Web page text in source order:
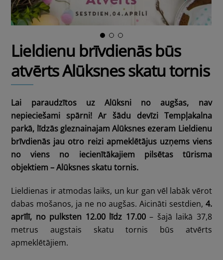
Lieldienu brīvdienās būs
atvērts Alūksnes skatu tornis
Lai paraudzītos uz Alūksni no augšas, nav
nepieciešami spārni! Ar šādu devīzi Tempļakalna
parkā, līdzās gleznainajam Alūksnes ezeram Lieldienu
brīvdienās jau otro reizi apmeklētājus uzņems viens
no viens no iecienītākajiem pilsētas tūrisma
objektiem – Alūksnes skatu tornis.
Lieldienas ir atmodas laiks, un kur gan vēl labāk vērot
dabas mošanos, ja ne no augšas. Aicināti sestdien, 4.
aprīlī, no pulksten 12.00 līdz 17.00– šajā laikā 37,8
metrus augstais skatu tornis būs atvērts
apmeklētājiem.